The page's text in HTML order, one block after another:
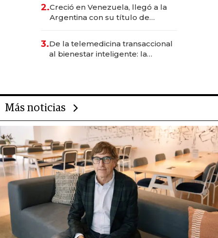
2.Creció en Venezuela, llegó a la
Argentina con su título de
las marcas "fast premium"
3.De la telemedicina transaccional
al bienestar inteligente: la
Más noticias